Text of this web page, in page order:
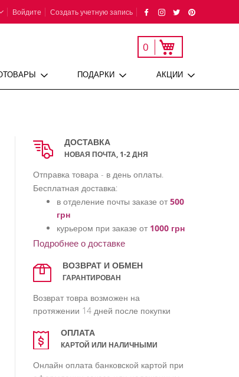
Войдите Создать учетную запись
Моя корзина
0
ПОДАРКИ АКЦИИ
ДОСТАВКА
НОВАЯ ПОЧТА, 1-2 ДНЯ
Отправка товара - в день оплаты.
Бесплатная доставка:
в отделение почты заказе от500
грн
курьером при заказе от1000 грн
Подробнее о доставке
ВОЗВРАТ И ОБМЕН
ГАРАНТИРОВАН
Возврат товра возможен на
протяжении 14 дней после покупки
ОПЛАТА
КАРТОЙ ИЛИ НАЛИЧНЫМИ
Онлайн оплата банковской картой при